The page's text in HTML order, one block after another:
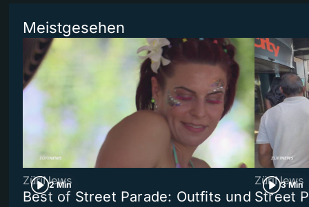
Meistgesehen
2 Min
ZüriNews
Best of Street Parade: Outfits und
3 Min
ZüriNews
Street